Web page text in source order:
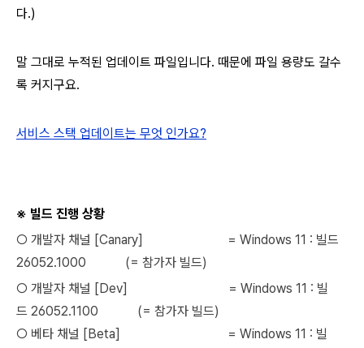
다.)
말 그대로 누적된 업데이트 파일입니다. 때문에 파일 용량도 갈수
록 커지구요.
서비스 스택 업데이트는 무엇 인가요?
※ 빌드 진행 상황
○ 개발자 채널 [Canary] = Windows 11 : 빌드
26052.1000 (= 참가자 빌드)
○ 개발자 채널 [Dev] = Windows 11 : 빌
드 26052.1100
(= 참가자 빌드)
○ 베타 채널 [Beta]
= Windows 11 : 빌